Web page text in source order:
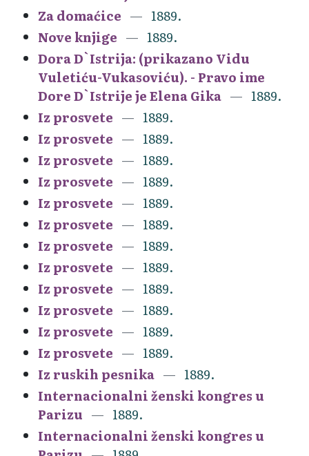
Za domaćice
1889.
Nove knjige
1889.
Dora D`Istrija: (prikazano Vidu
Vuletiću-Vukasoviću). - Pravo ime
Dore D`Istrije je Elena Gika
1889.
Iz prosvete
1889.
Iz prosvete
1889.
Iz prosvete
1889.
Iz prosvete
1889.
Iz prosvete
1889.
Iz prosvete
1889.
Iz prosvete
1889.
Iz prosvete
1889.
Iz prosvete
1889.
Iz prosvete
1889.
Iz prosvete
1889.
Iz prosvete
1889.
Iz ruskih pesnika
1889.
Internacionalni ženski kongres u
Parizu
1889.
Internacionalni ženski kongres u